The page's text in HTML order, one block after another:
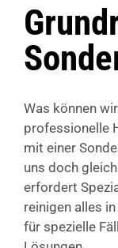
Was können
professionelle
mit einer
uns doch
erfordert
reinigen alles
für spezielle